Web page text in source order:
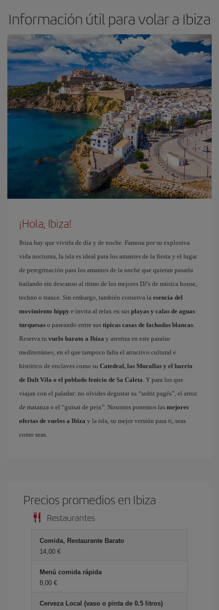
Información útil para volar a Ibiza
¡Hola, Ibiza!
Ibiza hay que vivirla de día y de noche. Famosa por su explosiva
vida nocturna, la isla es ideal para los amantes de la fiesta y el lugar
de peregrinación para los amantes de la noche que quieran pasarla
bailando sin descanso al ritmo de los mejores DJ’s de música house,
techno o trance. Sin embargo, también conserva la esencia del
movimiento hippy e invita al relax en sus playas y calas de aguas
turquesas o paseando entre sus típicas casas de fachadas blancas.
Reserva tu vuelo barato a Ibiza y aterriza en este paraíso
mediterráneo, en el que tampoco falta el atractivo cultural e
histórico de enclaves como su Catedral, las Murallas y el barrio
de Dalt Vila o el poblado fenicio de Sa Caleta. Y para los que
viajan con el paladar: no olvides degustar su “sofrit pagés”, el arroz
de matanza o el “guisat de peix”. Nosotros ponemos las mejores
ofertas de vuelos a Ibiza y la isla, su mejor versión para ti, seas
como seas.
Precios promedios en Ibiza
Restaurantes
Comida, Restaurante Barato
14,00 €
Menú comida rápida
8,00 €
Cerveza Local (vaso o pinta de 0.5 litros)